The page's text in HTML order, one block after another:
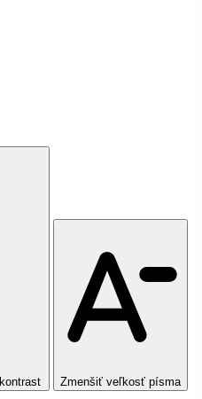
kontrast Zmenšiť veľkosť písma